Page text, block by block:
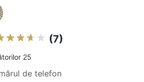
(7)
25
de telefon